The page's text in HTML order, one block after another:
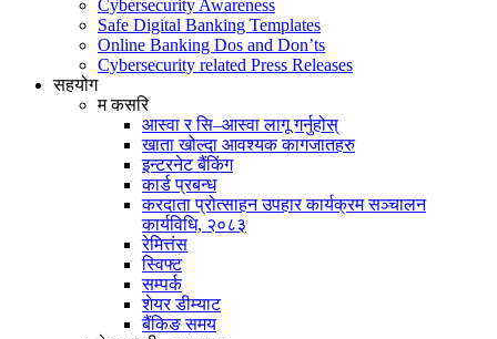
Cybersecurity Awareness
Safe Digital Banking Templates
Online Banking Dos and Don’ts
Cybersecurity related Press Releases
सहयोग
म कसरि
आस्वा र सि–आस्वा लागू गर्नुहोस्
खाता खोल्दा आवश्यक कागजातहरु
इन्टरनेट बैंकिंग
कार्ड प्रबन्ध
करदाता प्रोत्साहन उपहार कार्यक्रम सञ्चालन
कार्यविधि, २०८३
रेमित्तंस
स्विफ्ट
सम्पर्क
शेयर डीम्याट
बैंकिङ समय